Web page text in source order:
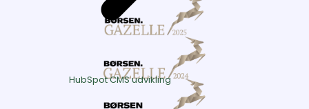
HubSpot CMS udvikling